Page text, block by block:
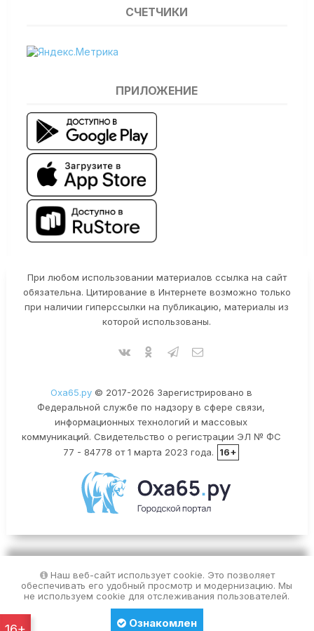
СЧЕТЧИКИ
ПРИЛОЖЕНИЕ
При любом использовании материалов ссылка на сайт
обязательна. Цитирование в Интернете возможно только
при наличии гиперссылки на публикацию, материалы из
которой использованы.
Оха65.ру© 2017-2026 Зарегистрировано в
Федеральной службе по надзору в сфере связи,
информационных технологий и массовых
коммуникаций. Свидетельство о регистрации ЭЛ № ФС
77 - 84778 от 1 марта 2023 года.
16+
Наш веб-сайт использует cookie. Это позволяет
обеспечивать его удобный просмотр и модернизацию. Мы
не используем cookie для отслеживания пользователей.
Ознакомлен